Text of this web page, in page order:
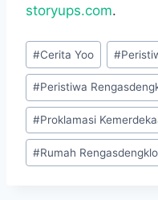
storyups.com.
Post
Tags:
#Cerita Yoo #
#Peristiwa
#Proklamasi
#Rumah